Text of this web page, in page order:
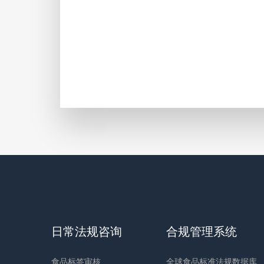
日常法规咨询
食品标签审核
合规管理系统
全球食品标准法规数据库